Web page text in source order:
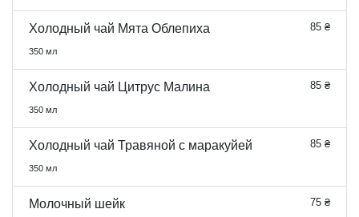
Холодный чай Мята Облепиха 85 ₴
350 мл
Холодный чай Цитрус Малина 85 ₴
350 мл
Холодный чай Травяной с маракуйей 85 ₴
350 мл
Молочный шейк 75 ₴